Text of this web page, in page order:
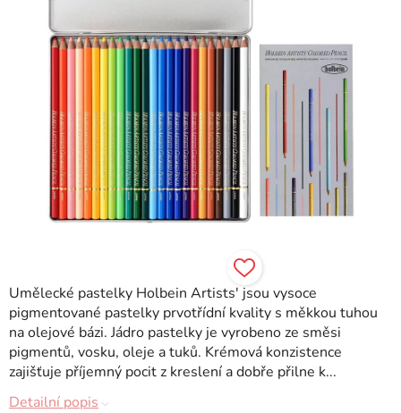
Umělecké pastelky Holbein Artists' jsou vysoce
pigmentované pastelky prvotřídní kvality s měkkou tuhou
na olejové bázi. Jádro pastelky je vyrobeno ze směsi
pigmentů, vosku, oleje a tuků. Krémová konzistence
zajišťuje příjemný pocit z kreslení a dobře přilne k...
Detailní popis